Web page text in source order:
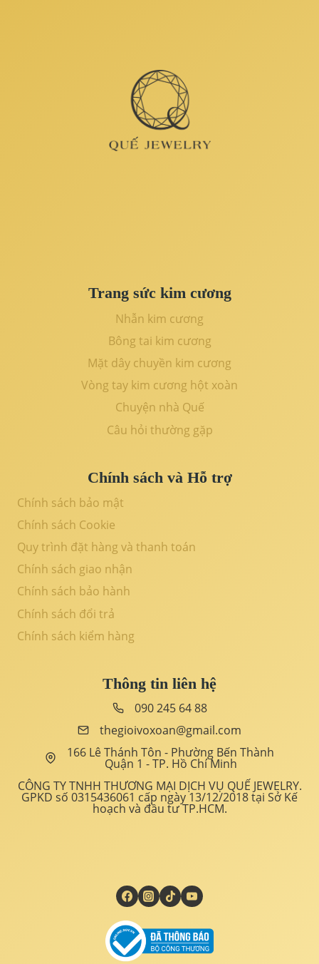
Trang sức kim cương
Nhẫn kim cương
Bông tai kim cương
Mặt dây chuyền kim cương
Vòng tay kim cương hột xoàn
Chuyện nhà Quế
Câu hỏi thường gặp
Chính sách và Hỗ trợ
Chính sách bảo mật
Chính sách Cookie
Quy trình đặt hàng và thanh toán
Chính sách giao nhận
Chính sách bảo hành
Chính sách đổi trả
Chính sách kiểm hàng
Thông tin liên hệ
090 245 64 88
thegioivoxoan@gmail.com
166 Lê Thánh Tôn - Phường Bến Thành
Quận 1 - TP. Hồ Chí Minh
CÔNG TY TNHH THƯƠNG MẠI DỊCH VỤ QUẾ JEWELRY.
GPKD số 0315436061 cấp ngày 13/12/2018 tại Sở Kế
hoạch và đầu tư TP.HCM.